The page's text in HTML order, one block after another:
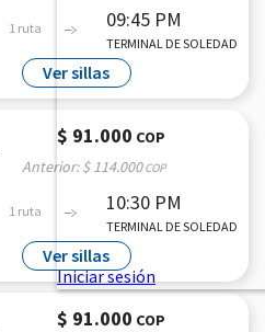
1 ruta 09:45 PM
TERMINAL DE SOLEDAD
Ver sillas
1 ruta 10:30 PM
TERMINAL DE SOLEDAD
$ 91.000 COP
Anterior:$ 114.000COP
Ver sillas
$ 91.000 COP